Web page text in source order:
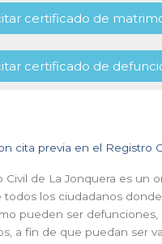
certificado de
certificado de
cita previa en el Registro
Civil de La Jonquera es un
todos los ciudadanos
pueden ser defunciones,
a fin de que puedan ser